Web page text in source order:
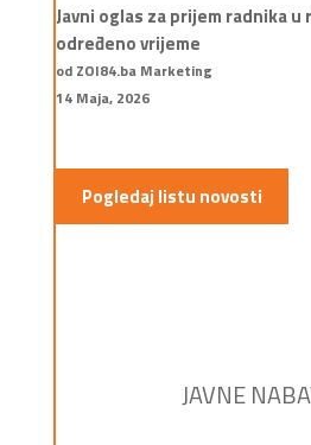
Javni oglas za prijem radnika u
određeno vrijeme
od ZOI84.ba Marketing
14 Maja, 2026
Pogledaj listu novosti
JAVNE